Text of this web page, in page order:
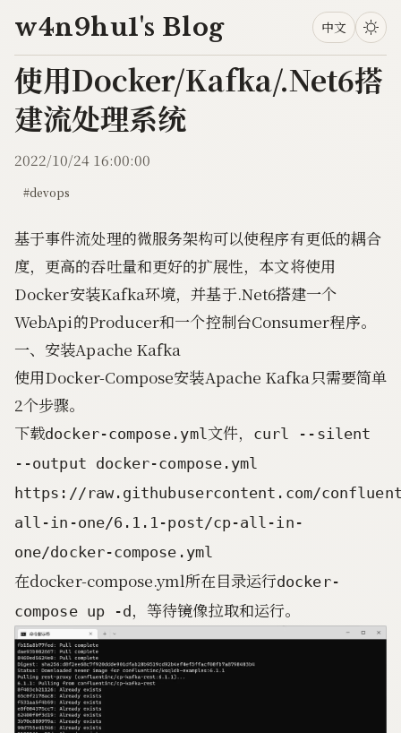
w4n9hu1's Blog 中文
使用Docker/Kafka/.Net6搭
建流处理系统
2022/10/24 16:00:00
#devops
基于事件流处理的微服务架构可以使程序有更低的耦合
度，更高的吞吐量和更好的扩展性，本文将使用
Docker安装Kafka环境，并基于.Net6搭建一个
WebApi的Producer和一个控制台Consumer程序。
一、安装Apache Kafka
使用Docker-Compose安装Apache Kafka只需要简单
2个步骤。
下载docker-compose.yml文件，
curl --silent
--output docker-compose.yml
https://raw.githubusercontent.com/
all-in-one/6.1.1-post/cp-all-in-
one/docker-compose.yml
在docker-compose.yml所在目录运行docker-
compose up -d ，等待镜像拉取和运行。